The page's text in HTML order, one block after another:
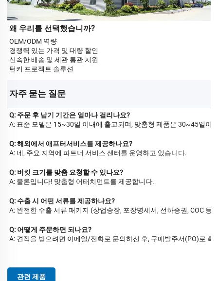
왜 우리를 선택했습니까?
OEM/ODM 역량
경쟁력 있는 가격 및 대량 할인
신속한 배송 및 세관 통관 지원
턴키 프로젝트 솔루션
자주 묻는 질문
Q: 주문 후 납기 기간은 얼마나 걸리나요?
A: 표준 모델은 15~30일 이내에 출고되며, 맞춤형 제품은 30~45일이
Q: 해외에서 애프터서비스를 제공하나요?
A: 네, 주요 지역에 파트너 서비스 센터를 운영하고 있습니다.
Q: 버킷 크기를 맞춤 요청할 수 있나요?
A: 물론입니다! 맞춤형 어태치먼트를 제공합니다.
Q: 수출 시 어떤 서류를 제공하나요?
A: 완전한 수출 서류 패키지 (상업송장, 포장명세서, 선하증권, COC 등)
Q: 어떻게 주문하면 되나요?
A: 견적을 받으려면 이메일/전화로 문의하신 후, 구매발주서(PO)로 확
관련 제품